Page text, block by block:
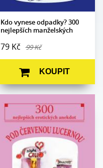
Kdo vynese odpadky? 300
nejlepších manželských
79 Kč 99 Kč
KOUPIT
Kabaret
Počet
stran:
80
Formát:
105 x 140
V8a (pevná)